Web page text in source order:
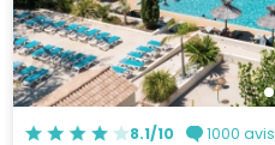
8.1/10 1000 avis